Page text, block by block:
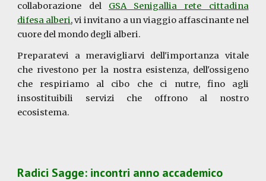
collaborazione del GSA Senigallia rete cittadina
difesa alberi, vi invitano a un viaggio affascinante nel
cuore del mondo degli alberi.
Preparatevi a meravigliarvi dell'importanza vitale
che rivestono per la nostra esistenza, dell'ossigeno
che respiriamo al cibo che ci nutre, fino agli
insostituibili servizi che offrono al nostro
ecosistema.
Radici Sagge: incontri anno accademico